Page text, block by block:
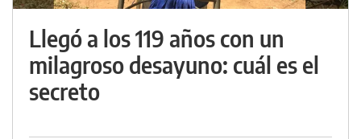
Llegó a los 119 años con un
milagroso desayuno: cuál es el
secreto